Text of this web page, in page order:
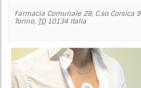
Farmacia Comunale 28, C.so Corsica 9
Torino, TO 10134 Italia